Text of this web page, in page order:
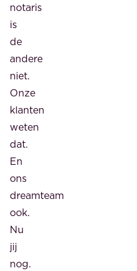
notaris
is
de
andere
niet.
Onze
klanten
weten
dat.
En
ons
dreamteam
ook.
Nu
jij
nog.